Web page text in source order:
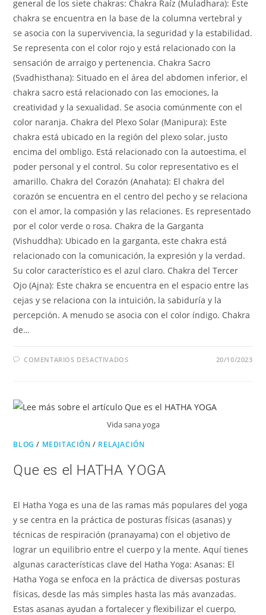
general de los siete chakras: Chakra Raíz (Muladhara): Este
chakra se encuentra en la base de la columna vertebral y
se asocia con la supervivencia, la seguridad y la estabilidad.
Se representa con el color rojo y está relacionado con la
sensación de arraigo y pertenencia. Chakra Sacro
(Svadhisthana): Situado en el área del abdomen inferior, el
chakra sacro está relacionado con las emociones, la
creatividad y la sexualidad. Se asocia comúnmente con el
color naranja. Chakra del Plexo Solar (Manipura): Este
chakra está ubicado en la región del plexo solar, justo
encima del ombligo. Está relacionado con la autoestima, el
poder personal y el control. Su color representativo es el
amarillo. Chakra del Corazón (Anahata): El chakra del
corazón se encuentra en el centro del pecho y se relaciona
con el amor, la compasión y las relaciones. Es representado
por el color verde o rosa. Chakra de la Garganta
(Vishuddha): Ubicado en la garganta, este chakra está
relacionado con la comunicación, la expresión y la verdad.
Su color característico es el azul claro. Chakra del Tercer
Ojo (Ajna): Este chakra se encuentra en el espacio entre las
cejas y se relaciona con la intuición, la sabiduría y la
percepción. A menudo se asocia con el color índigo. Chakra
de…
COMENTARIOS DESACTIVADOS 20/10/2023
Vida sana yoga
BLOG / MEDITACIÓN / RELAJACIÓN
Que es el HATHA YOGA
El Hatha Yoga es una de las ramas más populares del yoga
y se centra en la práctica de posturas físicas (asanas) y
técnicas de respiración (pranayama) con el objetivo de
lograr un equilibrio entre el cuerpo y la mente. Aquí tienes
algunas características clave del Hatha Yoga: Asanas: El
Hatha Yoga se enfoca en la práctica de diversas posturas
físicas, desde las más simples hasta las más avanzadas.
Estas asanas ayudan a fortalecer y flexibilizar el cuerpo,